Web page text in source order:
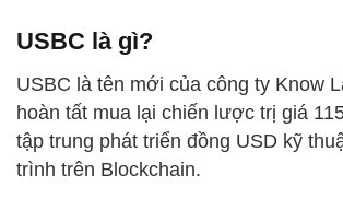
USBC là gì?
USBC là tên mới của công ty Know
hoàn tất mua lại chiến lược trị giá
tập trung phát triển đồng USD kỹ
trình trên Blockchain.